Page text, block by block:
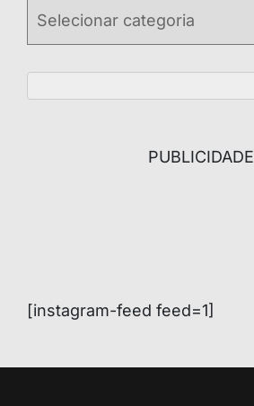
PUBLICIDADE
[instagram-feed feed=1]